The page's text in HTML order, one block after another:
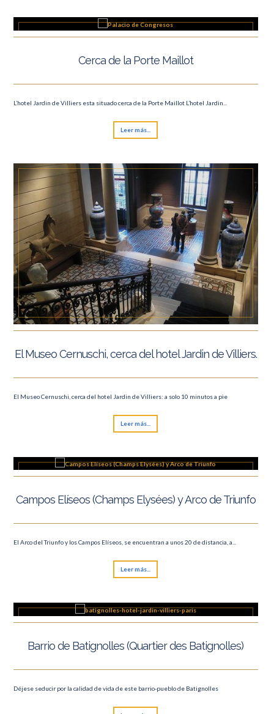
Cerca de la Porte Maillot
L’hotel Jardin de Villiers esta situado cerca de la Porte Maillot L’hotel Jardin...
Leer más...
El Museo Cernuschi, cerca del hotel Jardin de Villiers.
El Museo Cernuschi, cerca del hotel Jardin de Villiers: a solo 10 minutos a pie
Leer más...
Campos Elíseos (Champs Elysées) y Arco de Triunfo
El Arco del Triunfo y los Campos Elíseos, se encuentran a unos 20 de distancia, a...
Leer más...
Barrio de Batignolles (Quartier des Batignolles)
Déjese seducir por la calidad de vida de este barrio-pueblo de Batignolles